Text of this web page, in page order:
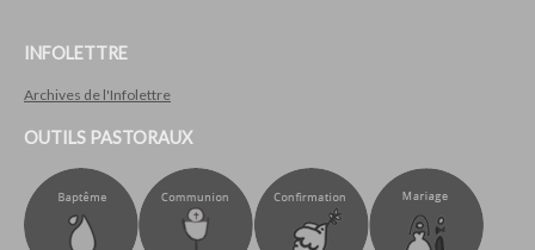
INFOLETTRE
Archives de l'Infolettre
OUTILS PASTORAUX